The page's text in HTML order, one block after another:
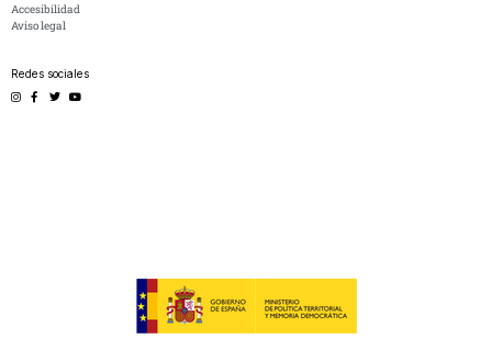
Accesibilidad
Aviso legal
Redes sociales